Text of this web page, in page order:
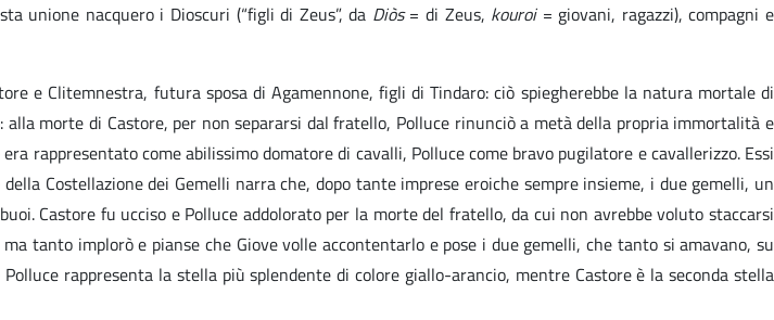
unione nacquero i Dioscuri (“figli di Zeus”, da Diòs= di Zeus, kouroi = giovani, ragazzi), compagni e
e Clitemnestra, futura sposa di Agamennone, figli di Tindaro: ciò spiegherebbe la natura mortale di
alla morte di Castore, per non separarsi dal fratello, Polluce rinunciò a metà della propria immortalità e
rappresentato come abilissimo domatore di cavalli, Polluce come bravo pugilatore e cavallerizzo. Essi
Costellazione dei Gemelli narra che, dopo tante imprese eroiche sempre insieme, i due gemelli, un
Castore fu ucciso e Polluce addolorato per la morte del fratello, da cui non avrebbe voluto staccarsi
tanto implorò e pianse che Giove volle accontentarlo e pose i due gemelli, che tanto si amavano, su
rappresenta la stella più splendente di colore giallo-arancio, mentre Castore è la seconda stella